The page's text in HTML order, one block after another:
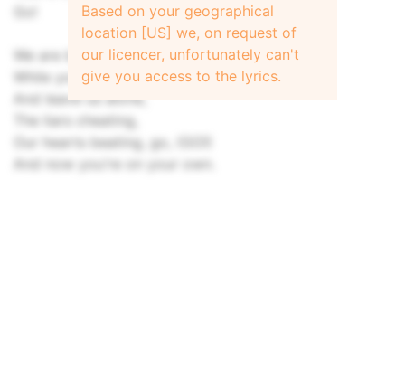
We are breathing,
While your sleeping, go, (GO!)
And leave us alone,
The liars cheating,
Our hearts beating, go, (GO!)
And now you're on your own.
Based on your geographical
location [US] we, on request of
our licencer, unfortunately can't
give you access to the lyrics.